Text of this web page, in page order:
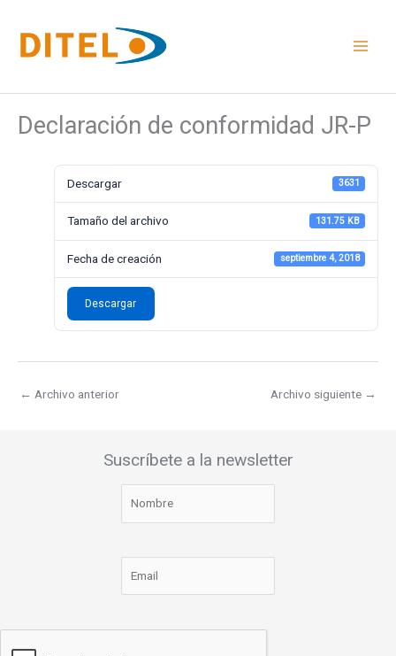
contenido
Declaración de conformidad JR-P
Descargar 3631
Tamaño del archivo 131.75 KB
Fecha de creación septiembre 4, 2018
Descargar
← Archivo anterior Archivo siguiente →
Suscríbete a la newsletter